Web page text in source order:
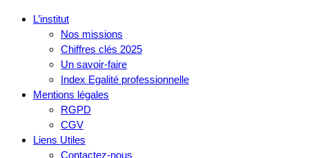
L’institut
Nos missions
Chiffres clés 2025
Un savoir-faire
Index Egalité professionnelle
Mentions légales
RGPD
CGV
Liens Utiles
Contactez-nous